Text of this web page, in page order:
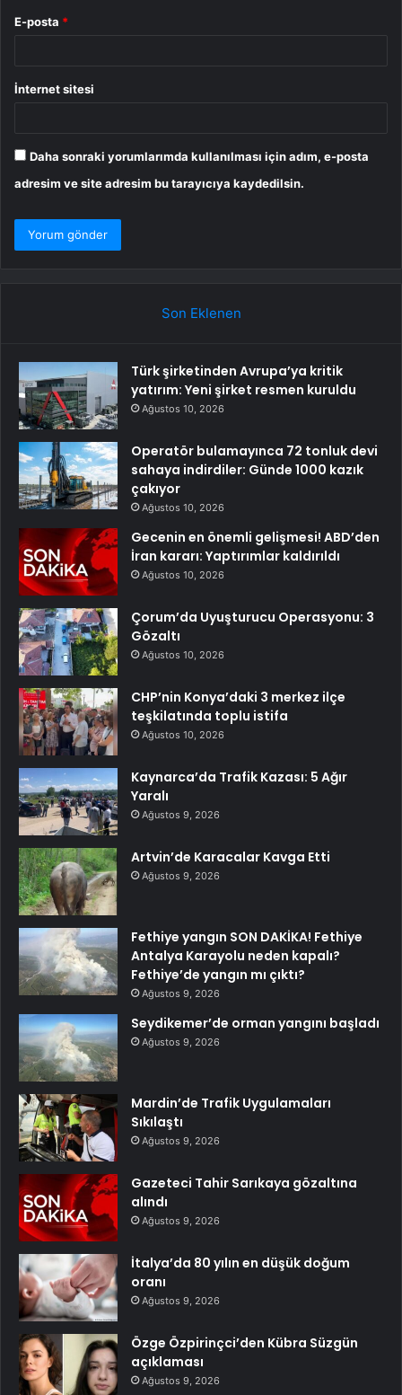
E-posta *
İnternet sitesi
Daha sonraki yorumlarımda kullanılması için adım, e-posta
adresim ve site adresim bu tarayıcıya kaydedilsin.
Son Eklenen
Türk şirketinden Avrupa’ya kritik
yatırım: Yeni şirket resmen kuruldu
Ağustos 10, 2026
Operatör bulamayınca 72 tonluk devi
sahaya indirdiler: Günde 1000 kazık
çakıyor
Ağustos 10, 2026
Gecenin en önemli gelişmesi! ABD’den
İran kararı: Yaptırımlar kaldırıldı
Ağustos 10, 2026
Çorum’da Uyuşturucu Operasyonu: 3
Gözaltı
Ağustos 10, 2026
CHP’nin Konya’daki 3 merkez ilçe
teşkilatında toplu istifa
Ağustos 10, 2026
Kaynarca’da Trafik Kazası: 5 Ağır
Yaralı
Ağustos 9, 2026
Artvin’de Karacalar Kavga Etti
Ağustos 9, 2026
Fethiye yangın SON DAKİKA! Fethiye
Antalya Karayolu neden kapalı?
Fethiye’de yangın mı çıktı?
Ağustos 9, 2026
Seydikemer’de orman yangını başladı
Ağustos 9, 2026
Mardin’de Trafik Uygulamaları
Sıkılaştı
Ağustos 9, 2026
Gazeteci Tahir Sarıkaya gözaltına
alındı
Ağustos 9, 2026
İtalya’da 80 yılın en düşük doğum
oranı
Ağustos 9, 2026
Özge Özpirinçci’den Kübra Süzgün
açıklaması
Ağustos 9, 2026